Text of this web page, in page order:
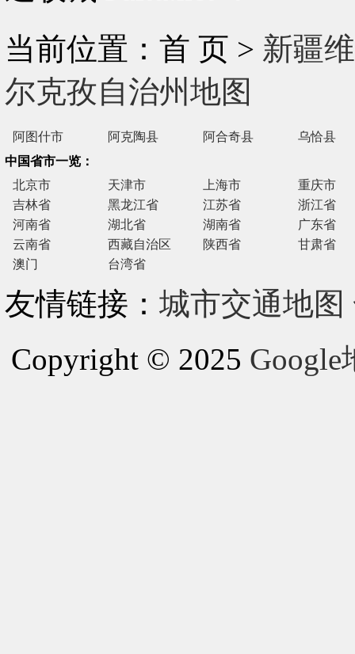
当前位置：首 页 > 新疆
尔克孜自治州地图
阿图什市 阿克陶县 阿合奇县
乌恰县
中国省市一览：
北京市
天津市 上海市
重庆市
吉林省
黑龙江省 江苏省
浙江省
河南省
湖北省 湖南省
广东省
云南省
西藏自治区 陕西省
甘肃省
澳门
台湾省
友情链接： 城市交通地图
Copyright © 2025 Google